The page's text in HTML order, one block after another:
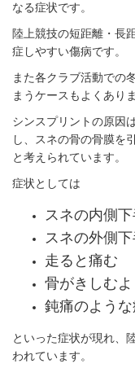
なる症状です。
陸上競技の短距離・長
症しやすい傷病です。
また各クラブ活動での
まうケースもよくありま
シンスプリントの原因
し、スネの骨の骨膜を
と考えられています。
症状としては
スネの内側
スネの外側
走ると痛む
骨がきしむ
鈍痛のよう
といった症状が現れ、
われています。